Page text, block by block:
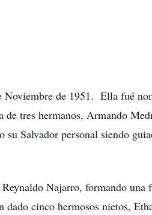
de 1951. Ella fué
de tres hermanos, Armando
Salvador personal siendo
Najarro, formando
cinco hermosos nietos,